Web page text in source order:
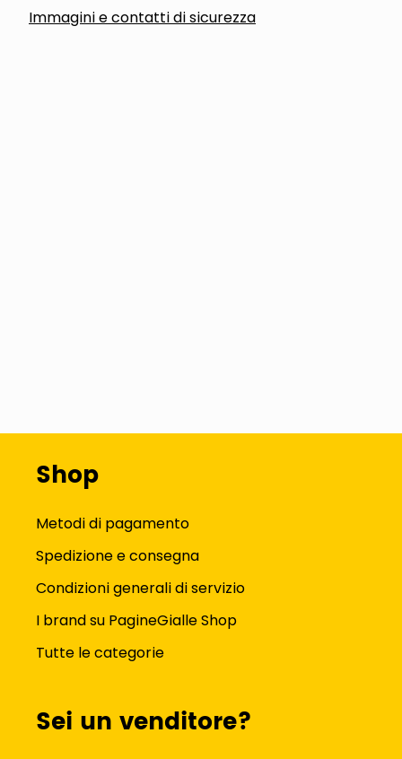
Immagini e contatti di sicurezza
Shop
Metodi di pagamento
Spedizione e consegna
Condizioni generali di servizio
I brand su PagineGialle Shop
Tutte le categorie
Sei un venditore?